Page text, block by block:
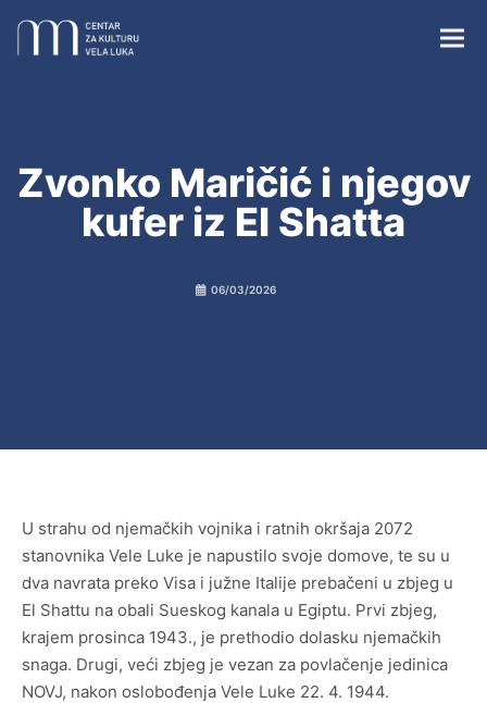
Centar za kulturu Vela Luka
Međunarodni susreti likovnih umjetnika u Veloj Luci
1968.-1972.
Luka mozaika
Zvonko Maričić i njegov
kufer iz El Shatta
06/03/2026
U strahu od njemačkih vojnika i ratnih okršaja 2072
stanovnika Vele Luke je napustilo svoje domove, te su u
dva navrata preko Visa i južne Italije prebačeni u zbjeg u
El Shattu na obali Sueskog kanala u Egiptu. Prvi zbjeg,
krajem prosinca 1943., je prethodio dolasku njemačkih
snaga. Drugi, veći zbjeg je vezan za povlačenje jedinica
NOVJ, nakon oslobođenja Vele Luke 22. 4. 1944.